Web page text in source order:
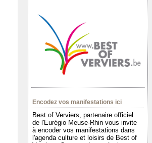
Encodez vos manifestations ici
Best of Verviers, partenaire officiel
de l'Eurégio Meuse-Rhin vous invite
à encoder vos manifestations dans
l'agenda culture et loisirs de Best of